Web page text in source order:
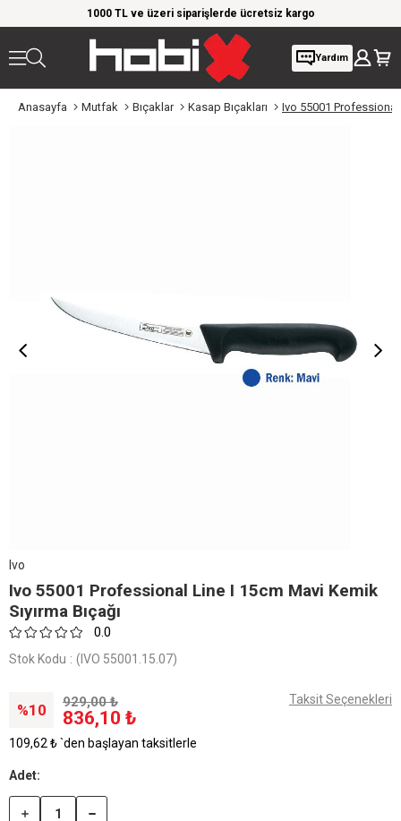
1000 TL ve üzeri siparişlerde ücretsiz kargo
Yardım
Anasayfa Mutfak Bıçaklar Kasap Bıçakları
Ivo
Ivo 55001 Professional Line I 15cm Mavi Kemik
Sıyırma Bıçağı​​
0.0
Stok Kodu (IVO 55001.15.07)
10 929,00 ₺
836,10 ₺
Taksit Seçenekleri
109,62 ₺`den başlayan taksitlerle